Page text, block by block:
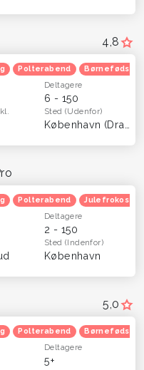
4,8
Polterabend
Deltagere
6 - 150
Sted(Udenfor)
Polterabend Julefrokost
Deltagere
2 - 150
Sted(Indenfor)
København
5,0
Polterabend
Deltagere
5+